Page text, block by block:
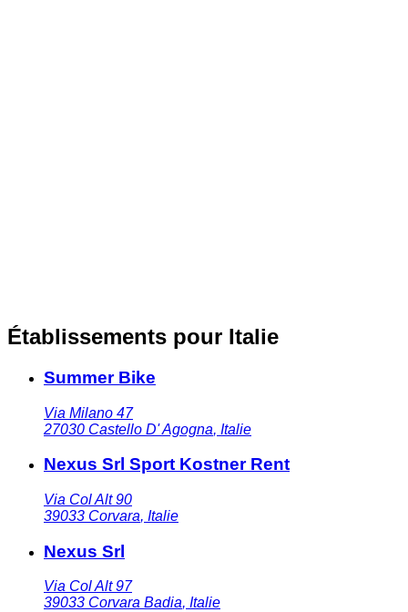
Établissements pour Italie
Summer Bike
Via Milano 47
27030 Castello D' Agogna, Italie
Nexus Srl Sport Kostner Rent
Via Col Alt 90
39033 Corvara, Italie
Nexus Srl
Via Col Alt 97
39033 Corvara Badia, Italie